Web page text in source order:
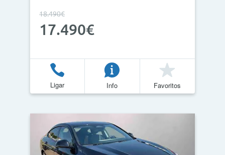
18.490€
17.490€
Ligar Info Favoritos